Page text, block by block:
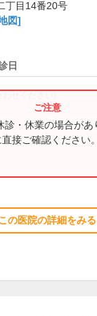
丁目14番20号
図]
日
せください)
診・休業の場合があ
接ご確認ください。
の医院の詳細をみる